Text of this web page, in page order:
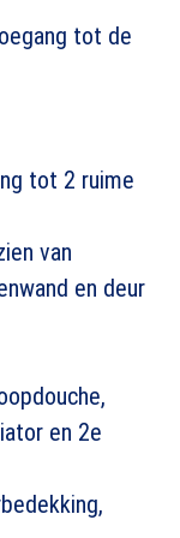
tot de
tot 2 ruime
van
en deur
en 2e